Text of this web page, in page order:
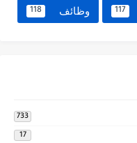
117 وظائف 118
733
17